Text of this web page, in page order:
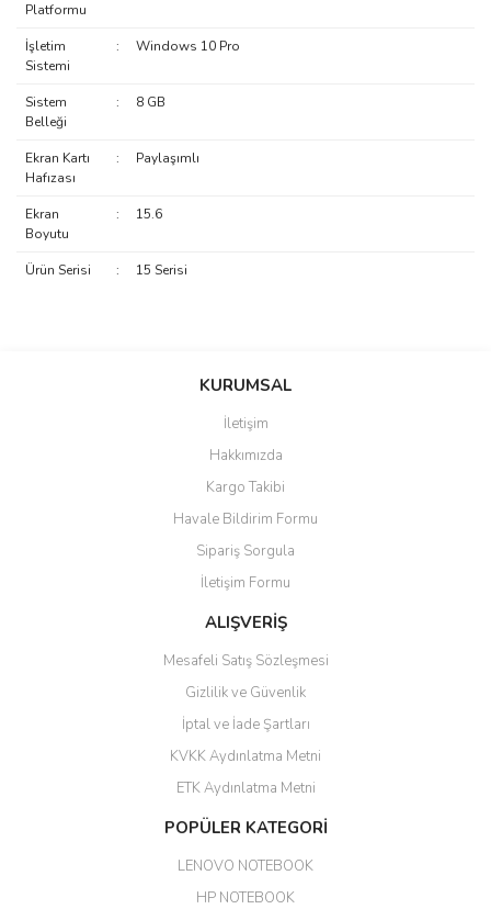
Platformu
İşletim
Sistemi
: Windows 10 Pro
Sistem
Belleği
: 8 GB
Ekran Kartı
Hafızası
: Paylaşımlı
Ekran
Boyutu
: 15.6
Ürün Serisi : 15 Serisi
Bu ürüne ilk yorumu siz yapın!
güzel paketlenmiş ama yanında
ile 24 izlenmektedir diye küçük
bir tabela olsa daha hoş
hızlı güvenli bir alışveriş oldu
Yalçın Kaya | 20/06/2026
ahmet yiğit | 29/04/2026
Aldığım ürün kapalı kutu teslim
edildi. Teşekkür ederim.
GÜRKAN KETHÜDAOĞLU |
KURUMSAL
İletişim
Hakkımızda
Kargo Takibi
Havale Bildirim Formu
Sipariş Sorgula
İletişim Formu
ALIŞVERİŞ
Mesafeli Satış Sözleşmesi
Gizlilik ve Güvenlik
İptal ve İade Şartları
KVKK Aydınlatma Metni
ETK Aydınlatma Metni
POPÜLER KATEGORİ
LENOVO NOTEBOOK
HP NOTEBOOK